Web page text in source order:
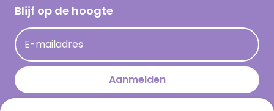
Hallmark Kaartclub
Acties
Persberichten
Op kamp gedichten en versjes
Leuke en grappige op kamp teksten
kamppost inspiratie
Blijf op de hoogte
E-mailadres
Aanmelden